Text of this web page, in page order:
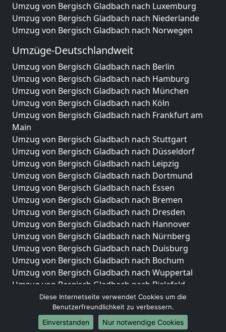
Umzug von Bergisch Gladbach nach Luxemburg
Umzug von Bergisch Gladbach nach Niederlande
Umzug von Bergisch Gladbach nach Norwegen
Umzüge-Deutschlandweit
Umzug von Bergisch Gladbach nach Berlin
Umzug von Bergisch Gladbach nach Hamburg
Umzug von Bergisch Gladbach nach München
Umzug von Bergisch Gladbach nach Köln
Umzug von Bergisch Gladbach nach Frankfurt am
Main
Umzug von Bergisch Gladbach nach Stuttgart
Umzug von Bergisch Gladbach nach Düsseldorf
Umzug von Bergisch Gladbach nach Leipzig
Umzug von Bergisch Gladbach nach Dortmund
Umzug von Bergisch Gladbach nach Essen
Umzug von Bergisch Gladbach nach Bremen
Umzug von Bergisch Gladbach nach Dresden
Umzug von Bergisch Gladbach nach Hannover
Umzug von Bergisch Gladbach nach Nürnberg
Umzug von Bergisch Gladbach nach Duisburg
Umzug von Bergisch Gladbach nach Bochum
Umzug von Bergisch Gladbach nach Wuppertal
Umzug von Bergisch Gladbach nach Bielefeld
Umzug von Bergisch Gladbach nach Bonn
Umzug von Bergisch Gladbach nach Münster
Internationale-Umzüge
Diese Internetseite verwendet Cookies um die
Benutzerfreundlichkeit zu verbessern.
Einverstanden
Nur notwendige Cookies